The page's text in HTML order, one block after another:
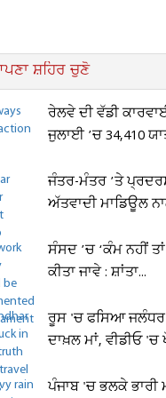
ਸ਼ਹਿਰ ਚੁਣੋ
ਰੇਲਵੇ ਦੀ ਵੱਡੀ
ਜੁਲਾਈ ’ਚ 34,410
ਜੰਤਰ-ਮੰਤਰ ’ਤੇ
ਅੱਤਵਾਦੀ ਮਾਡਿਊਲ
ਸੰਸਦ ’ਚ ‘ਕੰਮ ਨਹੀਂ
ਕੀਤਾ ਜਾਵੇ : ਸ਼ਾਂਤਾ...
ਰੂਸ 'ਚ ਫਸਿਆ ਜਲੰਧਰ
ਦਾਖ਼ਲ ਮਾਂ, ਵੀਡੀਓ 'ਚ
ਪੰਜਾਬ 'ਚ ਭਲਕੇ ਭਾਰੀ